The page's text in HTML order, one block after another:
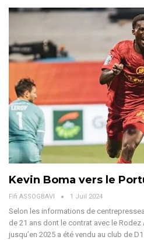
Kevin Boma vers le
Fifi ASSOGBAVI 1 Juil 2024
Selon les informations de
de 21 ans dont le contrat avec le
jusqu’en 2025 a été vendu au club de